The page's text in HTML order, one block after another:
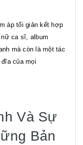
áp tối giản kết hợp
ca sĩ, album
mà còn là một tác
của mọi
Và Sự
Bản